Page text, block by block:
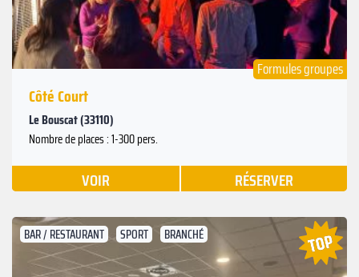
Formules groupes
Côté Court
Le Bouscat (33110)
Nombre de places : 1-300 pers.
VOIR RÉSERVER
BAR / RESTAURANT SPORT BRANCHÉ